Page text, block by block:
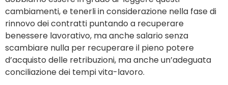
cambiamenti, e tenerli in considerazione nella fase di
rinnovo dei contratti puntando a recuperare
benessere lavorativo, ma anche salario senza
scambiare nulla per recuperare il pieno potere
d’acquisto delle retribuzioni, ma anche un’adeguata
conciliazione dei tempi vita-lavoro.